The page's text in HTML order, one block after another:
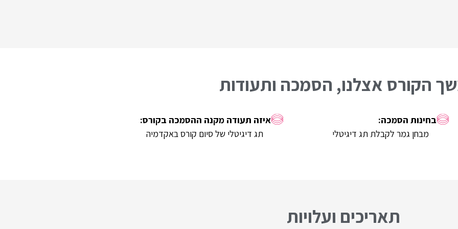
הקורס אצלנו, הסמכה ותעודות
מבחן גמר לקבלת תג דיגיטלי תג דיגיטלי של סיום קורס באקדמיה
תאריכים ועלויות